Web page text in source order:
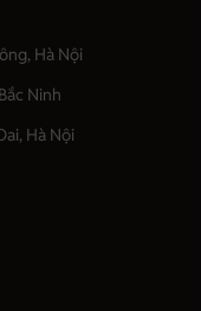
Hà Nội
Ninh
Hà Nội